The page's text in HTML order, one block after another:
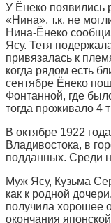
У Ёнеко появились
«Нина», т.к. не
Нина-Ёнеко
Ясу. Тетя
привязалась к
когда рядом есть
сентябре Ёнеко
Фонтанной, где
тогда проживало 4
В октябре 1922
Владивостока, в
подданных. Среди
Муж Ясу, Кузьма
как к родной
получила хорошее
окончания